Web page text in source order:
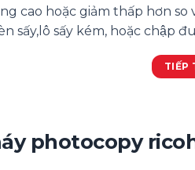
cao hoặc giảm thấp hơn
sấy,lô sấy kém, hoặc chập
TIẾP
photocopy